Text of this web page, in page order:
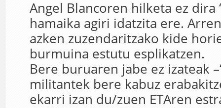
Angel Blancoren hilketa ez dira
hamaika agiri idatzita ere.
azken zuzendaritzako kide
burmuina estutu esplikatzen.
Bere buruaren jabe ez izateak
militantek bere kabuz
ekarri izan du/zuen ETAren